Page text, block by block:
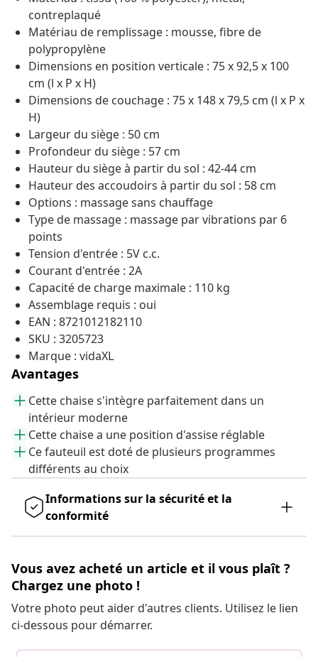
contreplaqué
Matériau de remplissage : mousse, fibre de
polypropylène
Dimensions en position verticale : 75 x 92,5 x 100
cm (l x P x H)
Dimensions de couchage : 75 x 148 x 79,5 cm (l x P x
H)
Largeur du siège : 50 cm
Profondeur du siège : 57 cm
Hauteur du siège à partir du sol : 42-44 cm
Hauteur des accoudoirs à partir du sol : 58 cm
Options : massage sans chauffage
Type de massage : massage par vibrations par 6
points
Tension d'entrée : 5V c.c.
Courant d'entrée : 2A
Capacité de charge maximale : 110 kg
Assemblage requis : oui
EAN : 8721012182110
SKU : 3205723
Marque : vidaXL
Avantages
Cette chaise s'intègre parfaitement dans un
intérieur moderne
Cette chaise a une position d'assise réglable
Ce fauteuil est doté de plusieurs programmes
différents au choix
Informations sur la sécurité et la
conformité
Vous avez acheté un article et il vous plaît ?
Chargez une photo !
Votre photo peut aider d'autres clients. Utilisez le lien
ci-dessous pour démarrer.